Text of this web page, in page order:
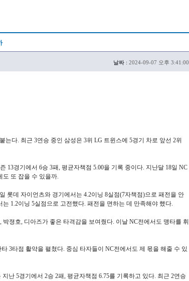
날짜 : 2024-09-07 오후 3:41:00
다. 최근 3연승 중인 삼성은 3위 LG 트윈스에 5경기 차로 앞선 2위
13경기에서 6승 3패, 평균자책점 5.00을 기록 중이다. 지난달 18일 NC
도 또 잡을 수 있을까.
롯데 자이언츠와 경기에서는 4.2이닝 8실점(7자책점)으로 패전을 안
1.2이닝 5실점으로 고전했다. 패전을 면하는 데 만족해야 했다.
졍호, 디아즈가 좋은 타격감을 보여줬다. 이날 NC전에서도 맹타를 휘
3타점 활약을 펼쳤다. 중심 타자들이 NC전에서도 제 몫을 해줄 수 있
난 5경기에서 2승 2패, 평균자책점 6.75를 기록하고 있다. 최근 2연승